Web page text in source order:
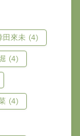
田來未 (4)
(4)
(4)